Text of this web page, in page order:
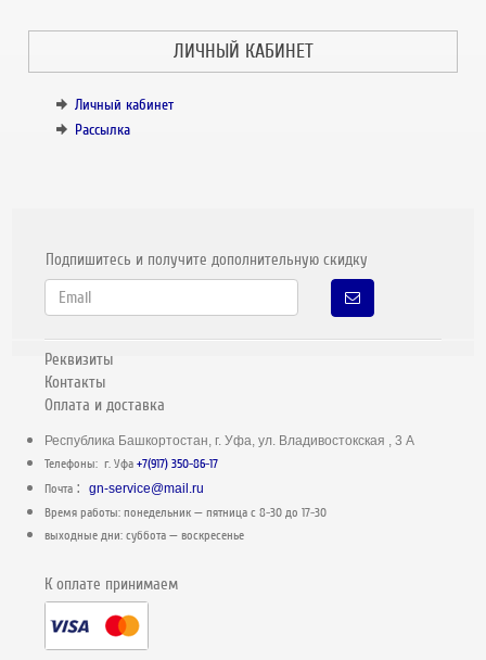
ЛИЧНЫЙ КАБИНЕТ
Личный кабинет
Рассылка
Подпишитесь и получите дополнительную скидку
Реквизиты
Контакты
Оплата и доставка
Республика Башкортостан, г. Уфа, ул. Владивостокская , 3 А
Телефоны: г. Уфа+7(917) 350-86-17
Почта :gn-service@mail.ru
Время работы: понедельник — пятница c 8-30 до 17-30
выходные дни: суббота — воскресенье
К оплате принимаем